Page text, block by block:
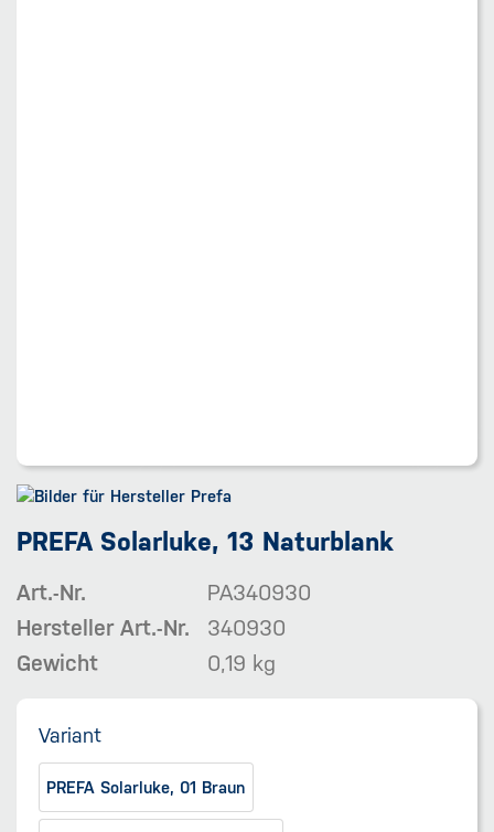
PREFA Solarluke, 13 Naturblank
Art.-Nr.
PA340930
Hersteller Art.-Nr.
340930
Gewicht
0,19 kg
Variant
PREFA Solarluke, 01 Braun